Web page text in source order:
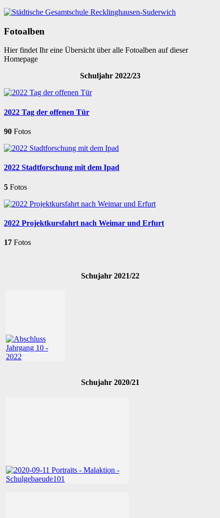
Fotoalben
Hier findet Ihr eine Übersicht über alle Fotoalben auf dieser
Homepage
Schuljahr 2022/23
2022 Tag der offenen Tür
90 Fotos
2022 Stadtforschung mit dem Ipad
5 Fotos
2022 Projektkursfahrt nach Weimar und Erfurt
17 Fotos
Schujahr 2021/22
Schujahr 2020/21